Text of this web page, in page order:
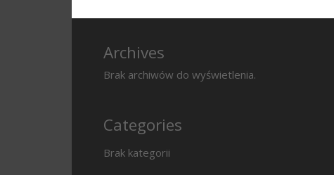
Archives
Brak archiwów do wyświetlenia.
Categories
Brak kategorii